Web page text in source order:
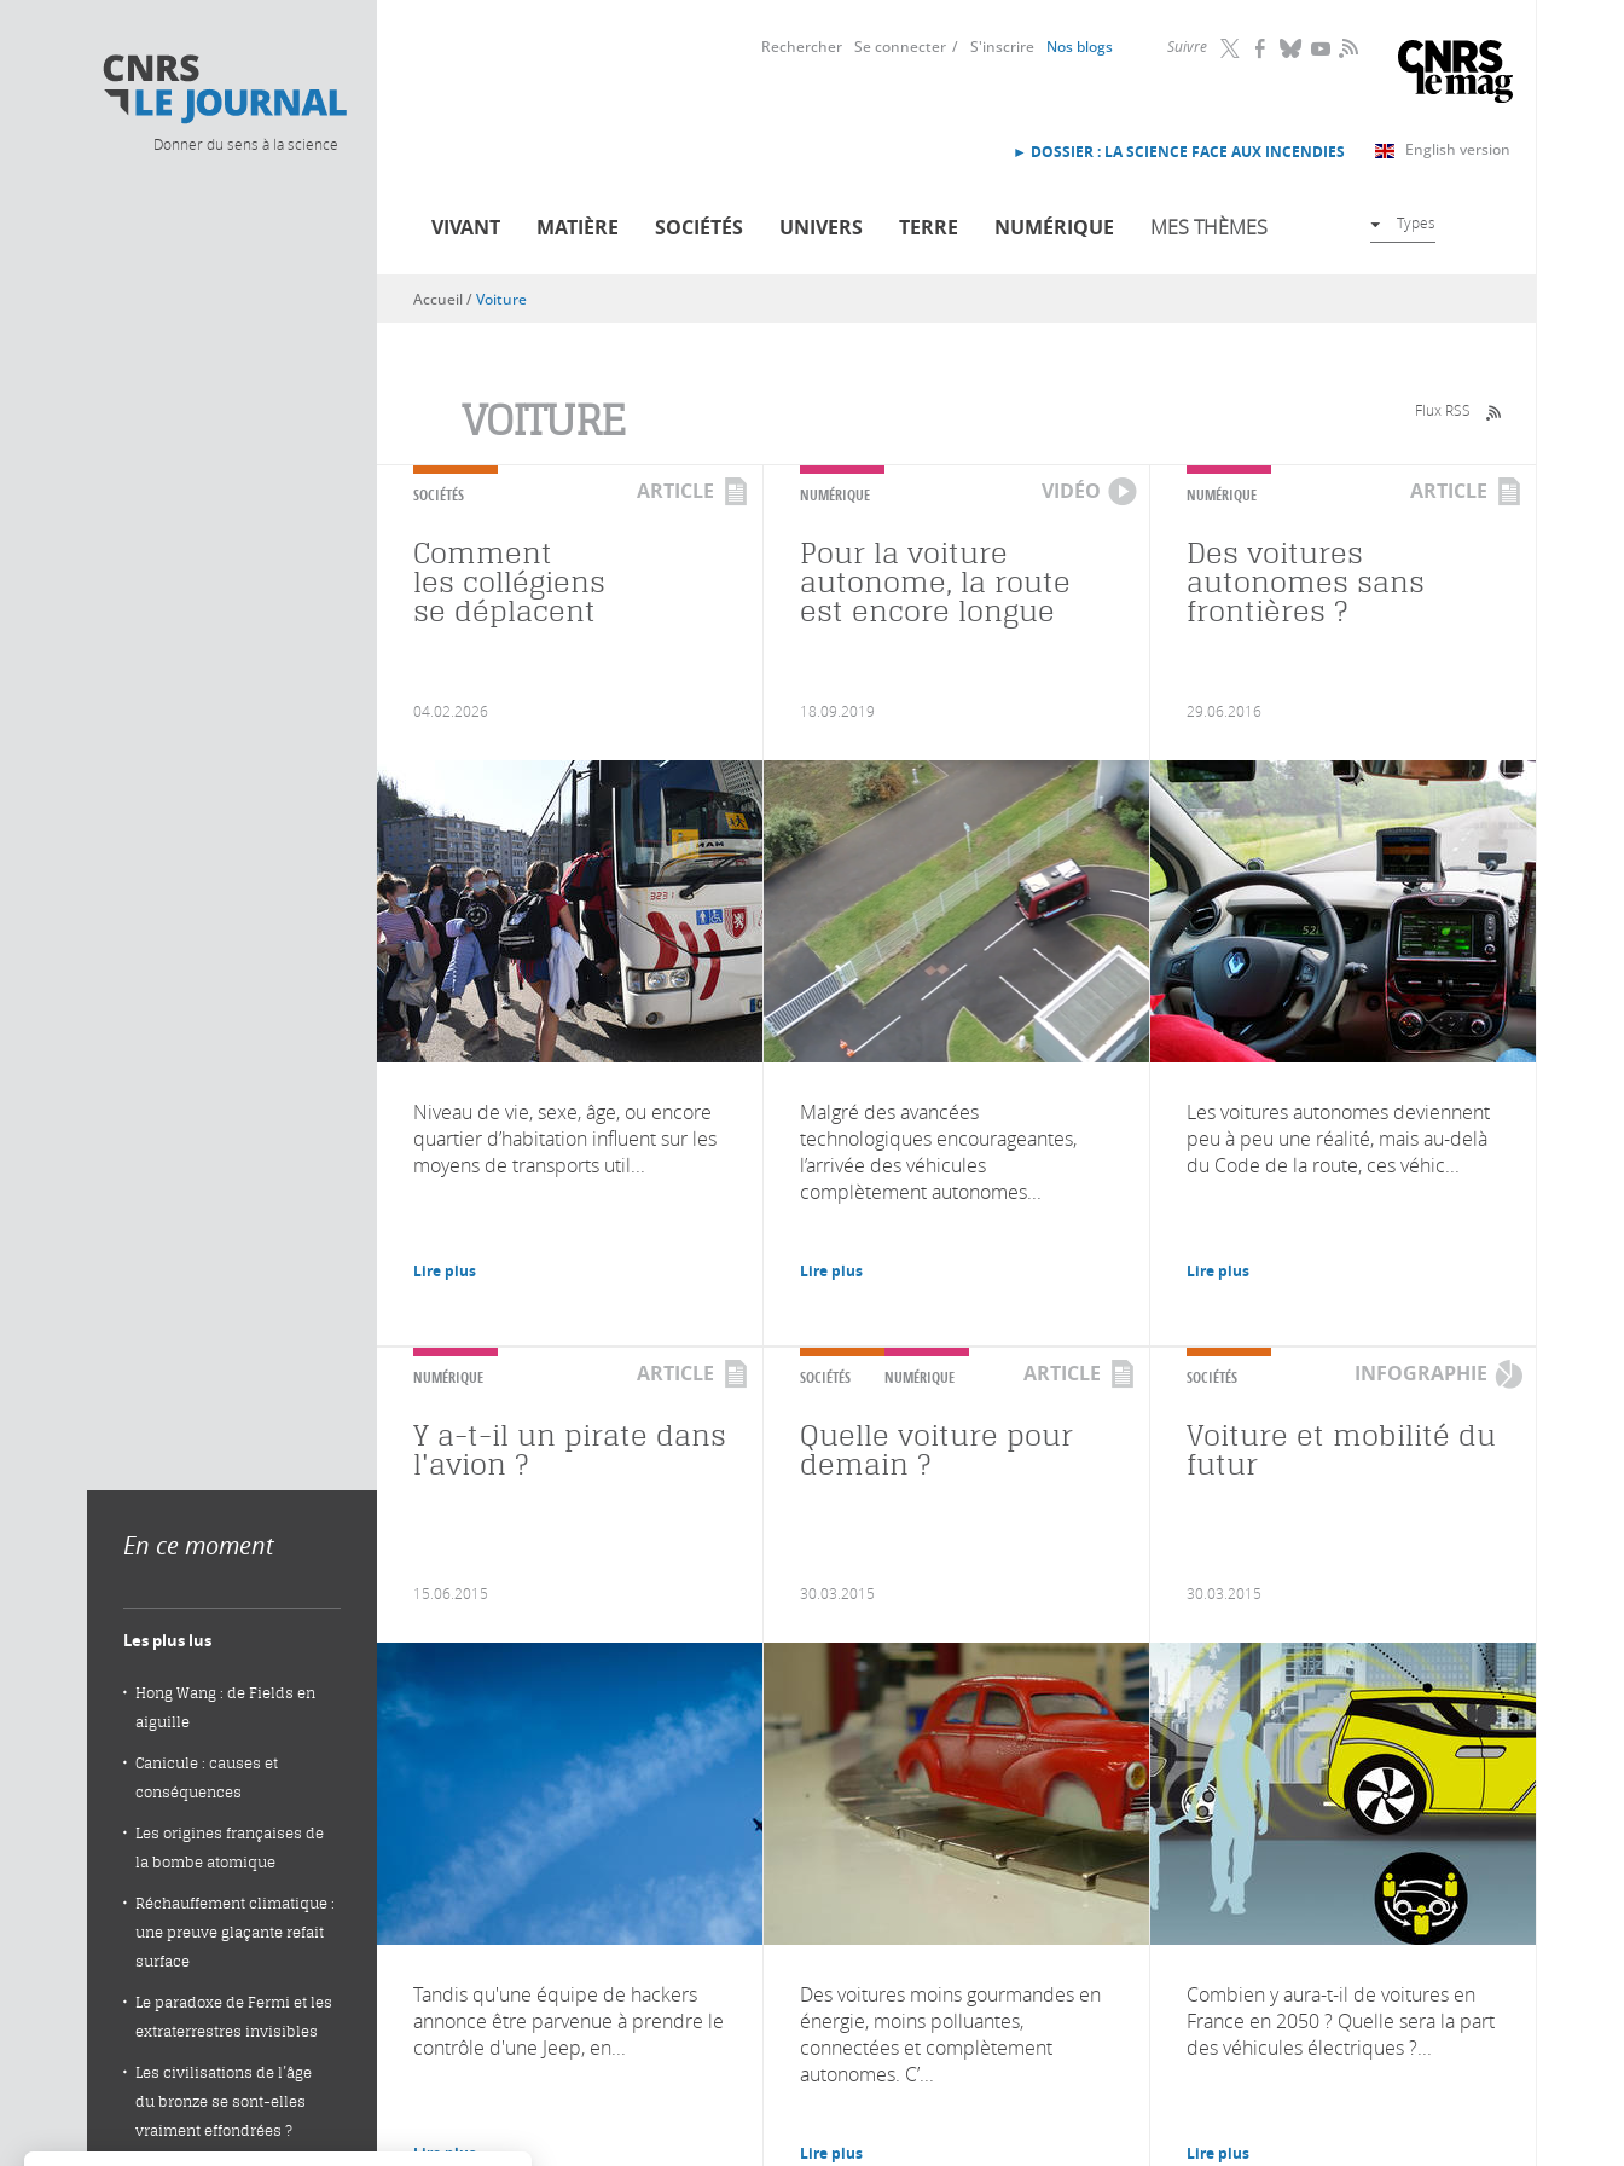
Donner du sens à la science
Suivre RSS
Rechercher Se connecter S'inscrire Nos blogs
English version
► DOSSIER : LA SCIENCE FACE AUX INCENDIES
VIVANT MATIÈRE SOCIÉTÉS UNIVERS TERRE NUMÉRIQUE MES THÈMES Types
Vous êtes ici
Accueil/Voiture
VOITURE Flux RSS
SOCIÉTÉS ARTICLE
Comment
les collégiens
se déplacent
04.02.2026
Niveau de vie, sexe, âge, ou encore
quartier d’habitation influent sur les
moyens de transports util...
Lire plus
NUMÉRIQUE VIDÉO
Pour la voiture
autonome, la route
est encore longue
18.09.2019
Malgré des avancées
technologiques encourageantes,
l’arrivée des véhicules
complètement autonomes...
Lire plus
NUMÉRIQUE ARTICLE
Des voitures
autonomes sans
frontières ?
29.06.2016
Les voitures autonomes deviennent
peu à peu une réalité, mais au-delà
du Code de la route, ces véhic...
Lire plus
NUMÉRIQUE ARTICLE
Y a-t-il un pirate dans
l'avion ?
15.06.2015
Tandis qu'une équipe de hackers
annonce être parvenue à prendre le
contrôle d'une Jeep, en...
Lire plus
SOCIÉTÉS NUMÉRIQUE ARTICLE
Quelle voiture pour
demain ?
30.03.2015
Des voitures moins gourmandes en
énergie, moins polluantes,
connectées et complètement
autonomes. C’...
Lire plus
SOCIÉTÉS INFOGRAPHIE
Voiture et mobilité du
futur
30.03.2015
Combien y aura-t-il de voitures en
France en 2050 ? Quelle sera la part
des véhicules électriques ?...
Lire plus
En ce moment
Les plus lus
Hong Wang : de Fields en
aiguille
Canicule : causes et
conséquences
Les origines françaises de
la bombe atomique
Réchauffement climatique :
une preuve glaçante refait
surface
Le paradoxe de Fermi et les
extraterrestres invisibles
Les civilisations de l’âge
du bronze se sont-elles
vraiment effondrées ?